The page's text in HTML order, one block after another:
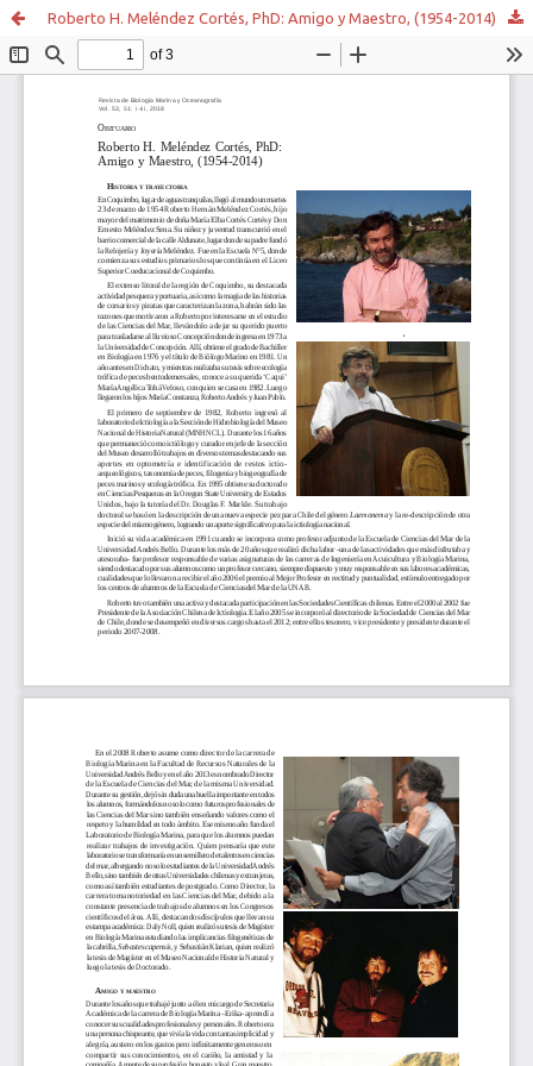
Roberto H. Meléndez Cortés, PhD: Amigo y Maestro, (1954-2014)